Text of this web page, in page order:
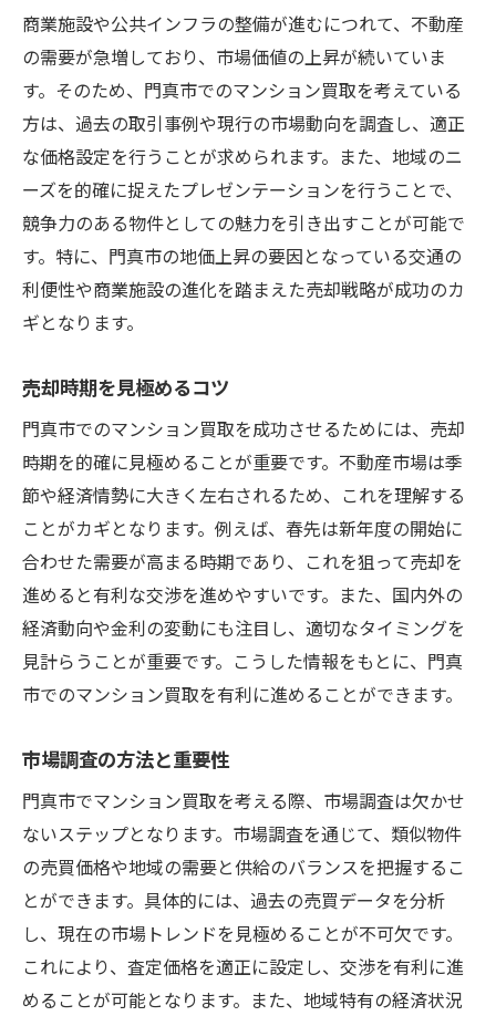
商業施設や公共インフラの整備が進むにつれて、不動産
の需要が急増しており、市場価値の上昇が続いていま
す。そのため、門真市でのマンション買取を考えている
方は、過去の取引事例や現行の市場動向を調査し、適正
な価格設定を行うことが求められます。また、地域のニ
ーズを的確に捉えたプレゼンテーションを行うことで、
競争力のある物件としての魅力を引き出すことが可能で
す。特に、門真市の地価上昇の要因となっている交通の
利便性や商業施設の進化を踏まえた売却戦略が成功のカ
ギとなります。
売却時期を見極めるコツ
門真市でのマンション買取を成功させるためには、売却
時期を的確に見極めることが重要です。不動産市場は季
節や経済情勢に大きく左右されるため、これを理解する
ことがカギとなります。例えば、春先は新年度の開始に
合わせた需要が高まる時期であり、これを狙って売却を
進めると有利な交渉を進めやすいです。また、国内外の
経済動向や金利の変動にも注目し、適切なタイミングを
見計らうことが重要です。こうした情報をもとに、門真
市でのマンション買取を有利に進めることができます。
市場調査の方法と重要性
門真市でマンション買取を考える際、市場調査は欠かせ
ないステップとなります。市場調査を通じて、類似物件
の売買価格や地域の需要と供給のバランスを把握するこ
とができます。具体的には、過去の売買データを分析
し、現在の市場トレンドを見極めることが不可欠です。
これにより、査定価格を適正に設定し、交渉を有利に進
めることが可能となります。また、地域特有の経済状況